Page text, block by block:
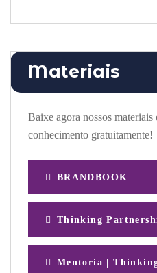
Materiais
Baixe agora nossos
conhecimento gratuitamente!
BRANDBOOK
Thinking
Mentoria |